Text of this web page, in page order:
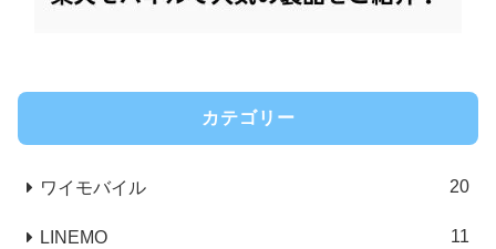
カテゴリー
ワイモバイル 20
LINEMO 11